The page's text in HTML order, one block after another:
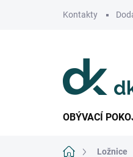
Kontakty
OBÝVACÍ
Domů Ložnice